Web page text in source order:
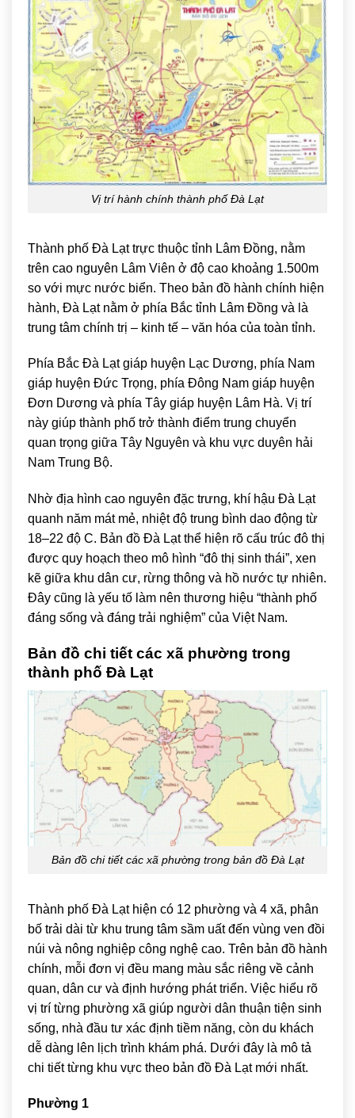
Vị trí hành chính thành phố Đà Lạt
Thành phố Đà Lạt trực thuộc tỉnh Lâm Đồng, nằm
trên cao nguyên Lâm Viên ở độ cao khoảng 1.500m
so với mực nước biển. Theo bản đồ hành chính hiện
hành, Đà Lạt nằm ở phía Bắc tỉnh Lâm Đồng và là
trung tâm chính trị – kinh tế – văn hóa của toàn tỉnh.
Phía Bắc Đà Lạt giáp huyện Lạc Dương, phía Nam
giáp huyện Đức Trọng, phía Đông Nam giáp huyện
Đơn Dương và phía Tây giáp huyện Lâm Hà. Vị trí
này giúp thành phố trở thành điểm trung chuyển
quan trọng giữa Tây Nguyên và khu vực duyên hải
Nam Trung Bộ.
Nhờ địa hình cao nguyên đặc trưng, khí hậu Đà Lạt
quanh năm mát mẻ, nhiệt độ trung bình dao động từ
18–22 độ C. Bản đồ Đà Lạt thể hiện rõ cấu trúc đô thị
được quy hoạch theo mô hình “đô thị sinh thái”, xen
kẽ giữa khu dân cư, rừng thông và hồ nước tự nhiên.
Đây cũng là yếu tố làm nên thương hiệu “thành phố
đáng sống và đáng trải nghiệm” của Việt Nam.
Bản đồ chi tiết các xã phường trong
thành phố Đà Lạt
Bản đồ chi tiết các xã phường trong bản đồ Đà Lạt
Thành phố Đà Lạthiện có 12 phường và 4 xã, phân
bố trải dài từ khu trung tâm sầm uất đến vùng ven đồi
núi và nông nghiệp công nghệ cao. Trên bản đồ hành
chính, mỗi đơn vị đều mang màu sắc riêng về cảnh
quan, dân cư và định hướng phát triển. Việc hiểu rõ
vị trí từng phường xã giúp người dân thuận tiện sinh
sống, nhà đầu tư xác định tiềm năng, còn du khách
dễ dàng lên lịch trình khám phá. Dưới đây là mô tả
chi tiết từng khu vực theo bản đồ Đà Lạt mới nhất.
Phường 1